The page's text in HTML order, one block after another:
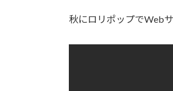
秋にロリポップでWeb